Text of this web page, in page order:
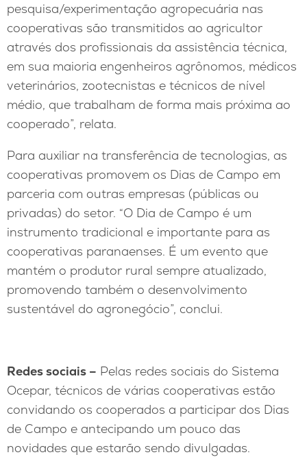
pesquisa/experimentação agropecuária nas
cooperativas são transmitidos ao agricultor
através dos profissionais da assistência técnica,
em sua maioria engenheiros agrônomos, médicos
veterinários, zootecnistas e técnicos de nível
médio, que trabalham de forma mais próxima ao
cooperado”, relata.
Para auxiliar na transferência de tecnologias, as
cooperativas promovem os Dias de Campo em
parceria com outras empresas (públicas ou
privadas) do setor. “O Dia de Campo é um
instrumento tradicional e importante para as
cooperativas paranaenses. É um evento que
mantém o produtor rural sempre atualizado,
promovendo também o desenvolvimento
sustentável do agronegócio”, conclui.
Redes sociais – Pelas redes sociais do Sistema
Ocepar, técnicos de várias cooperativas estão
convidando os cooperados a participar dos Dias
de Campo e antecipando um pouco das
novidades que estarão sendo divulgadas.